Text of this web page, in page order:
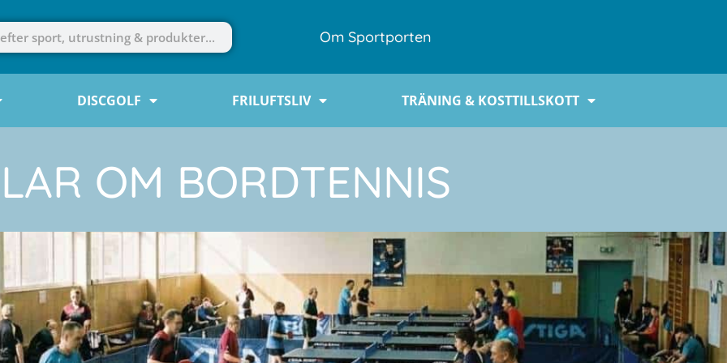
Om Sportporten
DISCGOLF FRILUFTSLIV TRÄNING & KOSTTILLSKOTT
OM BORDTENNIS